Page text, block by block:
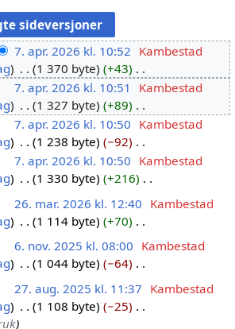
7. apr. 2026 kl. 10:52 Kambestad
1 370 byte
+43
7. apr. 2026 kl. 10:51
Kambestad
1 327 byte
+89
7. apr. 2026 kl. 10:50 Kambestad
1 238 byte
−92
7. apr. 2026 kl. 10:50 Kambestad
1 330 byte
+216
26. mar. 2026 kl. 12:40 Kambestad
1 114 byte
+70
6. nov. 2025 kl. 08:00 Kambestad
1 044 byte
−64
27. aug. 2025 kl. 11:37 Kambestad
1 108 byte
−25